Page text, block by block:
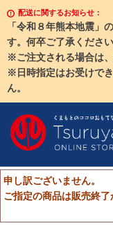
配送に関するお知らせ：
「令和８年熊本地震」
す。何卒ご了承ください
※ご注文される場合は
※日時指定はお受けで
ん。
申し訳ございません。
ご指定の商品は販売終了